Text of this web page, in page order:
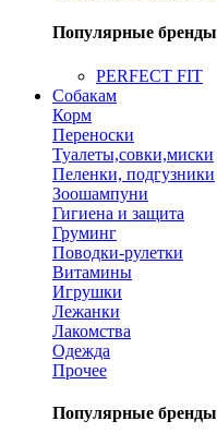
Популярные бренды
PERFECT FIT
Собакам
Корм
Переноски
Туалеты,совки,миски
Пеленки, подгузники
Зоошампуни
Гигиена и защита
Груминг
Поводки-рулетки
Витамины
Игрушки
Лежанки
Лакомства
Одежда
Прочее
Популярные бренды